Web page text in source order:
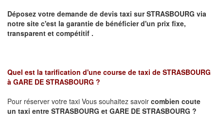
Déposez votre demande de devis taxi surSTRASBOURG via
notre site c'est la garantie de bénéficier d'un prix fixe,
transparent et compétitif .
Quel est la tarification d'une course de taxi de STRASBOURG
à GARE DE STRASBOURG ?
Pour réserver votre taxi Vous souhaitez savoir combien coute
un taxi entre STRASBOURG et GARE DE STRASBOURG ?